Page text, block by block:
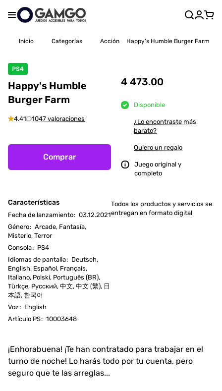
Inicio Categorías Acción Happy's Humble Burger Farm
PS4
Happy's Humble
Burger Farm
4.41 1047 valoraciones
Comprar
Características
Fecha de lanzamiento: 03.12.2021
Género: Arcade, Fantasía,
Misterio, Terror
Consola: PS4
Idiomas de pantalla: Deutsch,
English, Español, Français,
Italiano, Polski, Português (BR),
Türkçe, Русский, 中文, 中文 (繁), 日
本語, 한국어
Voz: English
Artículo PS: 10003648
4 473.00
Disponible
¿Lo encontraste más
barato?
Quiero un regalo
Juego original y
completo
Todos los productos y servicios se
entregan en formato digital
¡Enhorabuena! ¡Te han contratado para trabajar en el
turno de noche! Lo harás todo por tu cuenta, pero
seguro que te las arreglas...